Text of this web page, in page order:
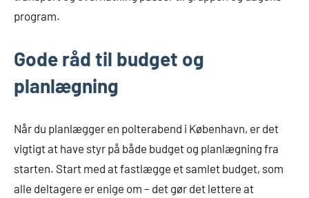
program.
Gode råd til budget og
planlægning
Når du planlægger en polterabend i København, er det
vigtigt at have styr på både budget og planlægning fra
starten. Start med at fastlægge et samlet budget, som
alle deltagere er enige om – det gør det lettere at